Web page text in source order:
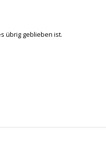
übrig geblieben ist.